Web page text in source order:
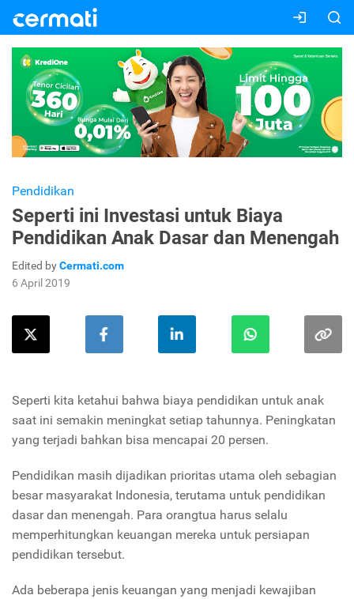
Pendidikan
Seperti ini Investasi untuk Biaya
Pendidikan Anak Dasar dan Menengah
Edited byCermati.com
6 April 2019
Seperti kita ketahui bahwa biaya pendidikan untuk anak
saat ini semakin meningkat setiap tahunnya. Peningkatan
yang terjadi bahkan bisa mencapai 20 persen.
Pendidikan masih dijadikan prioritas utama oleh sebagian
besar masyarakat Indonesia, terutama untuk pendidikan
dasar dan menengah. Para orangtua harus selalu
memperhitungkan keuangan mereka untuk persiapan
pendidikan tersebut.
Ada beberapa jenis keuangan yang menjadi kewajiban